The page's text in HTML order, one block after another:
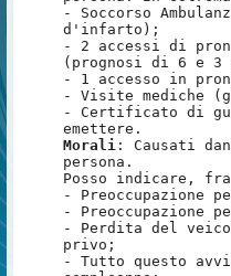
- Soccorso
d'infarto);
- 2 accessi di
(prognosi di 6 e
- 1 accesso in
- Visite mediche
- Certificato di
emettere.
Morali : Causati
persona.
Posso indicare,
- Preoccupazione
- Preoccupazione
- Perdita del
privo;
- Tutto questo